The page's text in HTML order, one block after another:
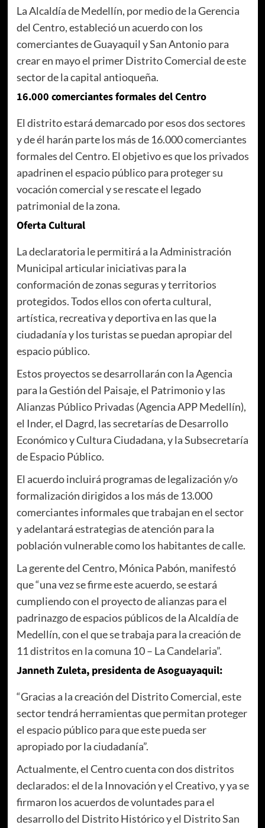
La Alcaldía de Medellín, por medio de la Gerencia
del Centro, estableció un acuerdo con los
comerciantes de Guayaquil y San Antonio para
crear en mayo el primer Distrito Comercial de este
sector de la capital antioqueña.
16.000 comerciantes formales del Centro
El distrito estará demarcado por esos dos sectores
y de él harán parte los más de 16.000 comerciantes
formales del Centro. El objetivo es que los privados
apadrinen el espacio público para proteger su
vocación comercial y se rescate el legado
patrimonial de la zona.
Oferta Cultural
La declaratoria le permitirá a la Administración
Municipal articular iniciativas para la
conformación de zonas seguras y territorios
protegidos. Todos ellos con oferta cultural,
artística, recreativa y deportiva en las que la
ciudadanía y los turistas se puedan apropiar del
espacio público.
Estos proyectos se desarrollarán con la Agencia
para la Gestión del Paisaje, el Patrimonio y las
Alianzas Público Privadas (Agencia APP Medellín),
el Inder, el Dagrd, las secretarías de Desarrollo
Económico y Cultura Ciudadana, y la Subsecretaría
de Espacio Público.
El acuerdo incluirá programas de legalización y/o
formalización dirigidos a los más de 13.000
comerciantes informales que trabajan en el sector
y adelantará estrategias de atención para la
población vulnerable como los habitantes de calle.
La gerente del Centro, Mónica Pabón, manifestó
que “una vez se firme este acuerdo, se estará
cumpliendo con el proyecto de alianzas para el
padrinazgo de espacios públicos de la Alcaldía de
Medellín, con el que se trabaja para la creación de
11 distritos en la comuna 10 – La Candelaria”.
Janneth Zuleta, presidenta de Asoguayaquil:
“Gracias a la creación del Distrito Comercial, este
sector tendrá herramientas que permitan proteger
el espacio público para que este pueda ser
apropiado por la ciudadanía”.
Actualmente, el Centro cuenta con dos distritos
declarados: el de la Innovación y el Creativo, y ya se
firmaron los acuerdos de voluntades para el
desarrollo del Distrito Histórico y el Distrito San